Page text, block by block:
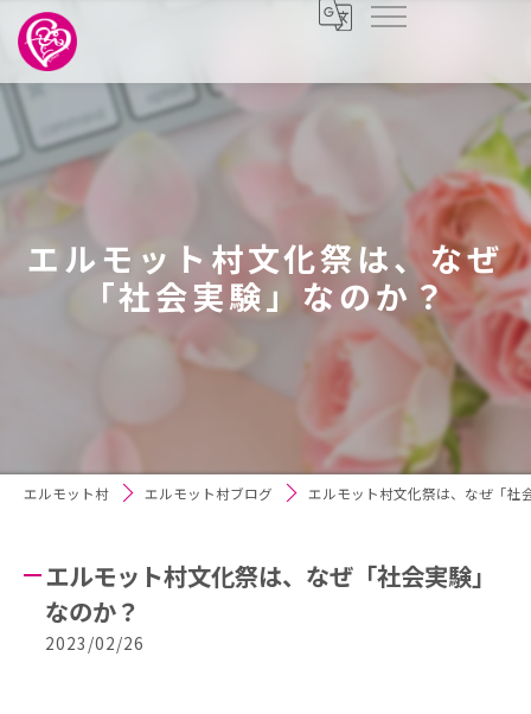
エルモット村文化祭は、なぜ
「社会実験」なのか？
エルモット村 エルモット村ブログ エルモット村文化祭は、なぜ「社
エルモット村文化祭は、なぜ「社会実験」
なのか？
2023/02/26